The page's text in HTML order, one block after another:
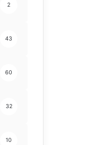
2
43
60
32
10